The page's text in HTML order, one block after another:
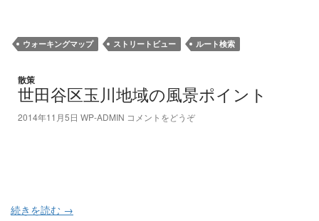
ウォーキングマップ ストリートビュー ルート検索
散策
世田谷区玉川地域の風景ポイント
2014年11月5日 WP-ADMIN コメントをどうぞ
続きを読む →